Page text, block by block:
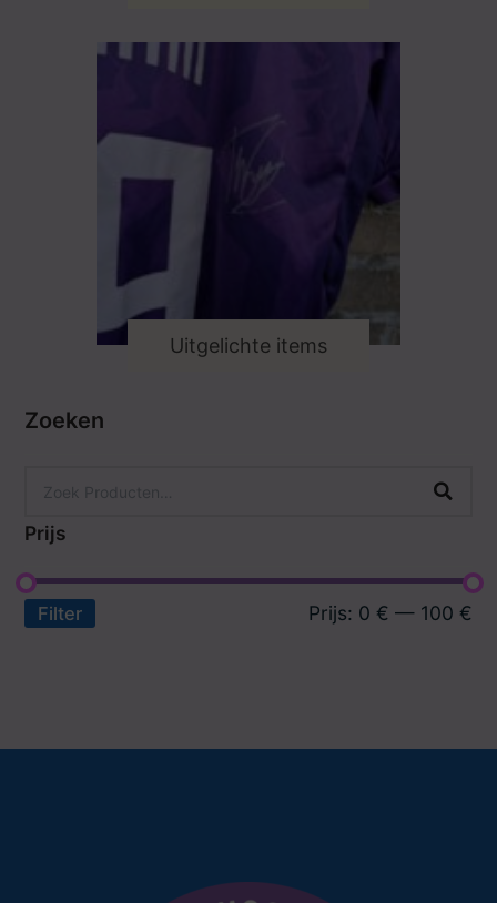
Uitgelichte items
Zoeken
Prijs
Filter Prijs: 0 € — 100 €